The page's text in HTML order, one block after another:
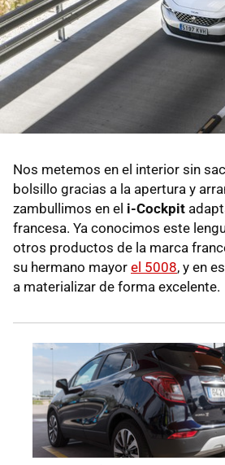
Nos metemos en el interior sin
bolsillo gracias a la apertura y
zambullimos en el i-Cockpit
francesa. Ya conocimos este
otros productos de la marca
su hermano mayor el 5008, y en
a materializar de forma excelente.